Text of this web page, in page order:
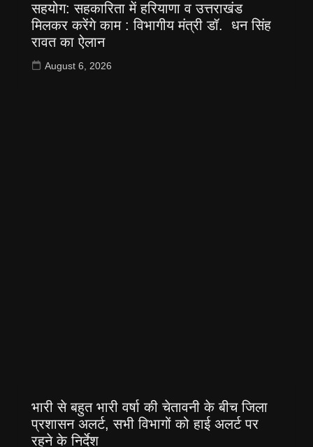
सहयोग: सहकारिता में हरियाणा व उत्तराखंड
मिलकर करेंगे काम : विभागीय मंत्री डॉ. धन सिंह
रावत का ऐलान
August 6, 2026
भारी से बहुत भारी वर्षा की चेतावनी के बीच जिला
प्रशासन अलर्ट, सभी विभागों को हाई अलर्ट पर
रहने के निर्देश